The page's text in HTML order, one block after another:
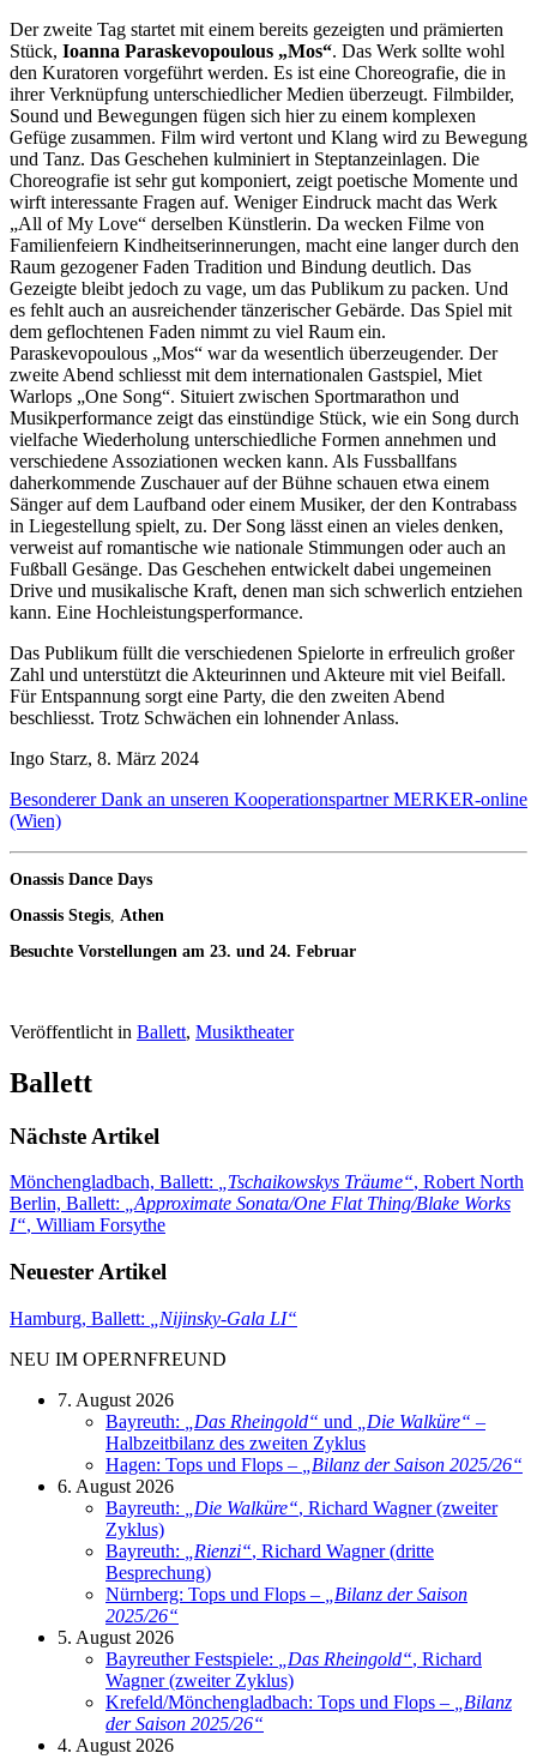
Der zweite Tag startet mit einem bereits gezeigten und prämierten
Stück, Ioanna Paraskevopoulous „Mos“. Das Werk sollte wohl
den Kuratoren vorgeführt werden. Es ist eine Choreografie, die in
ihrer Verknüpfung unterschiedlicher Medien überzeugt. Filmbilder,
Sound und Bewegungen fügen sich hier zu einem komplexen
Gefüge zusammen. Film wird vertont und Klang wird zu Bewegung
und Tanz. Das Geschehen kulminiert in Steptanzeinlagen. Die
Choreografie ist sehr gut komponiert, zeigt poetische Momente und
wirft interessante Fragen auf. Weniger Eindruck macht das Werk
„All of My Love“ derselben Künstlerin. Da wecken Filme von
Familienfeiern Kindheitserinnerungen, macht eine langer durch den
Raum gezogener Faden Tradition und Bindung deutlich. Das
Gezeigte bleibt jedoch zu vage, um das Publikum zu packen. Und
es fehlt auch an ausreichender tänzerischer Gebärde. Das Spiel mit
dem geflochtenen Faden nimmt zu viel Raum ein.
Paraskevopoulous „Mos“ war da wesentlich überzeugender. Der
zweite Abend schliesst mit dem internationalen Gastspiel, Miet
Warlops „One Song“. Situiert zwischen Sportmarathon und
Musikperformance zeigt das einstündige Stück, wie ein Song durch
vielfache Wiederholung unterschiedliche Formen annehmen und
verschiedene Assoziationen wecken kann. Als Fussballfans
daherkommende Zuschauer auf der Bühne schauen etwa einem
Sänger auf dem Laufband oder einem Musiker, der den Kontrabass
in Liegestellung spielt, zu. Der Song lässt einen an vieles denken,
verweist auf romantische wie nationale Stimmungen oder auch an
Fußball Gesänge. Das Geschehen entwickelt dabei ungemeinen
Drive und musikalische Kraft, denen man sich schwerlich entziehen
kann. Eine Hochleistungsperformance.
Das Publikum füllt die verschiedenen Spielorte in erfreulich großer
Zahl und unterstützt die Akteurinnen und Akteure mit viel Beifall.
Für Entspannung sorgt eine Party, die den zweiten Abend
beschliesst. Trotz Schwächen ein lohnender Anlass.
Ingo Starz, 8. März 2024
Besonderer Dank an unseren Kooperationspartner MERKER-online
(Wien)
Onassis Dance Days
Onassis Stegis Athen
Besuchte Vorstellungen am 23. und 24. Februar
Veröffentlicht in Ballett, Musiktheater
Ballett
Nächste Artikel
Mönchengladbach, Ballett: Tschaikowskys Träume“, Robert North
Berlin, Ballett:
„Approximate Sonata/One Flat Thing/Blake Works
I“, William Forsythe
Neuester Artikel
Hamburg, Ballett: Nijinsky-Gala LI“
NEU IM OPERNFREUND
7. August 2026
Bayreuth:
Das Rheingold“ und Die Walküre“ –
Halbzeitbilanz des zweiten Zyklus
Hagen: Tops und Flops –
Bilanz der Saison 2025/26“
6. August 2026
Bayreuth:
Die Walküre“, Richard Wagner (zweiter
Zyklus)
Bayreuth:
Rienzi“, Richard Wagner (dritte
Besprechung)
Nürnberg: Tops und Flops –
Bilanz der Saison
2025/26“
5. August 2026
Bayreuther Festspiele:
Das Rheingold“, Richard
Wagner (zweiter Zyklus)
Krefeld/Mönchengladbach: Tops und Flops –
Bilanz
der Saison 2025/26“
4. August 2026